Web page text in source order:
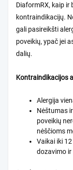
DiaformRX, kaip
kontraindikacijų.
gali pasireikšti
poveikių, ypač jei
dalių.
Kontraindikacijos
Alergija
Nėštumas
poveikių
nėščioms
Vaikai iki
dozavimo